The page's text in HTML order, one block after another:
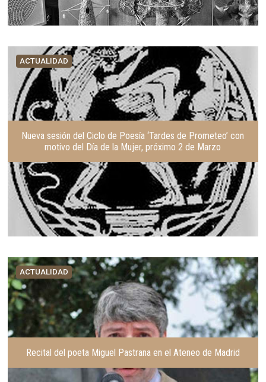
ACTUALIDAD
Nueva sesión del Ciclo de Poesía ‘Tardes de Prometeo’ con
motivo del Día de la Mujer, próximo 2 de Marzo
ACTUALIDAD
Recital del poeta Miguel Pastrana en el Ateneo de Madrid